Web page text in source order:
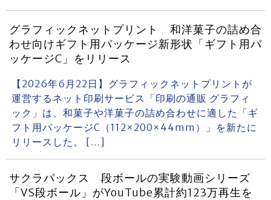
グラフィックネットプリント 和洋菓子の詰め合
わせ向けギフト用パッケージ新形状「ギフト用パ
ッケージC」をリリース
【2026年6月22日】グラフィックネットプリントが
運営するネット印刷サービス「印刷の通販 グラフィ
ック」は、和菓子や洋菓子の詰め合わせに適した「ギ
フト用パッケージC（112×200×44mm）」を新たに
リリースした。 […]
サクラパックス 段ボールの実験動画シリーズ
「VS段ボール」がYouTube累計約123万再生を